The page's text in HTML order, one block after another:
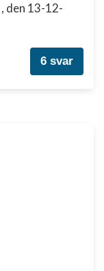
, den 13-12-
6 svar